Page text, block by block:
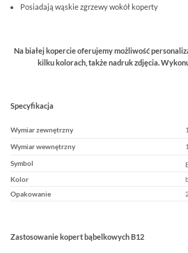
Posiadają wąskie zgrzewy wokół koperty
Na białej kopercie oferujemy możliwość
kilku kolorach, także nadruk zdjęcia.
Specyfikacja
Wymiar zewnętrzny
Wymiar wewnętrzny
Symbol
Kolor
Opakowanie
Zastosowanie kopert bąbelkowychB12